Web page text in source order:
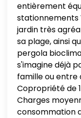
entièrement
stationnements
jardin très
sa plage, ainsi
pergola
s'imagine déjà
famille ou entre
Copropriété de
Charges
consommation